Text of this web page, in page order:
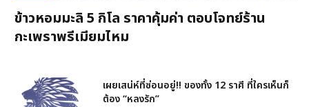
ข้าวหอมมะลิ 5 กิโล ราคาคุ้มค่า ตอบโจทย์ร้าน
กะเพราพรีเมียมไหม
เผยเสน่ห์ที่ซ่อนอยู่!! ของทั้ง 12 ราศี ที่ใครเห็นก็
ต้อง “หลงรัก”